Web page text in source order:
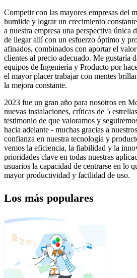
Competir con las mayores empresas del
humilde y lograr un crecimiento
a nuestra empresa una perspectiva única
de llegar allí con un esfuerzo óptimo y
afinados, combinados con aportar el
clientes al precio adecuado. Me gustaría
equipos de Ingeniería y Producto por
el mayor placer trabajar con mentes
la mejora constante.
2023 fue un gran año para nosotros en
nuevas instalaciones, críticas de 5
testimonio de que valoramos y
hacia adelante - muchas gracias a
confianza en nuestra tecnología y
vemos la eficiencia, la fiabilidad y la
prioridades clave en todas nuestras
usuarios la capacidad de centrarse en lo
mayor productividad y facilidad de uso.
Los más populares